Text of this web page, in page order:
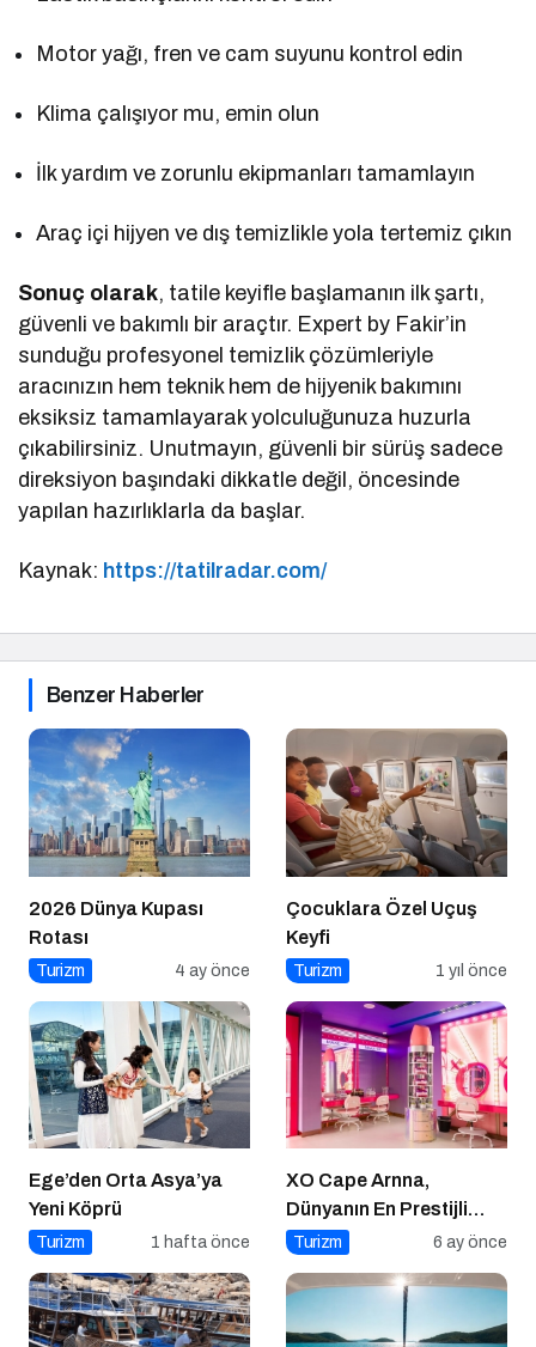
Motor yağı, fren ve cam suyunu kontrol edin
Klima çalışıyor mu, emin olun
İlk yardım ve zorunlu ekipmanları tamamlayın
Araç içi hijyen ve dış temizlikle yola tertemiz çıkın
Sonuç olarak, tatile keyifle başlamanın ilk şartı,
güvenli ve bakımlı bir araçtır. Expert by Fakir’in
sunduğu profesyonel temizlik çözümleriyle
aracınızın hem teknik hem de hijyenik bakımını
eksiksiz tamamlayarak yolculuğunuza huzurla
çıkabilirsiniz. Unutmayın, güvenli bir sürüş sadece
direksiyon başındaki dikkatle değil, öncesinde
yapılan hazırlıklarla da başlar.
Kaynak: https://tatilradar.com/
Benzer Haberler
2026 Dünya Kupası
Rotası
Turizm 4 ay önce
Çocuklara Özel Uçuş
Keyfi
Turizm 1 yıl önce
Ege’den Orta Asya’ya
Yeni Köprü
Turizm 1 hafta önce
XO Cape Arnna,
Dünyanın En Prestijli
Seyahat Yayınlarında
Editoryal Seçkisinde
Türkiye’den Listelenen
Turizm 6 ay önce